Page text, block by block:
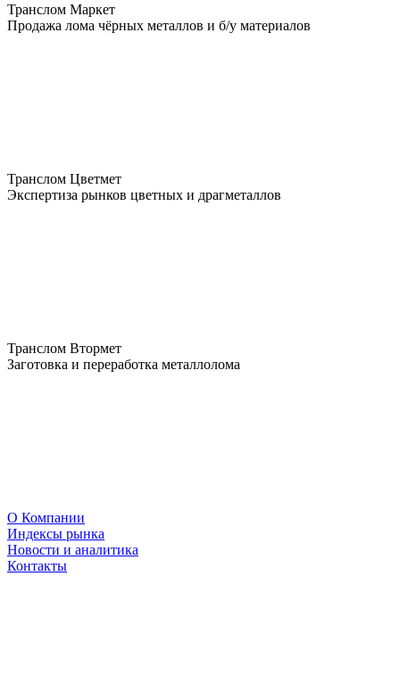
Транслом Маркет
Продажа лома чёрных металлов и б/у материалов
Транслом Цветмет
Экспертиза рынков цветных и драгметаллов
Транслом Втормет
Заготовка и переработка металлолома
О Компании
Индексы рынка
Новости и аналитика
Контакты